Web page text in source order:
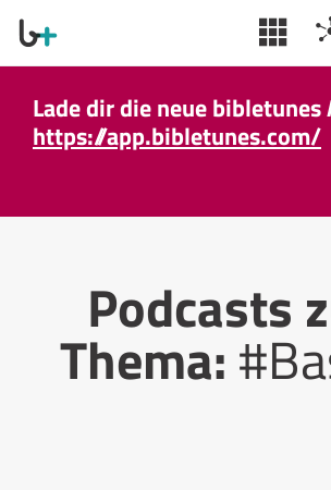
Lade dir die neue
https://app.bibletunes.com/
Podcasts
Thema: